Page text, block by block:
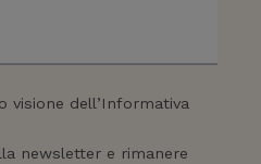
visione dell’Informativa
newsletter e rimanere